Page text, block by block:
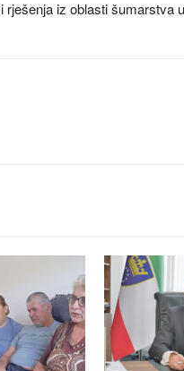
iz oblasti šumarstva